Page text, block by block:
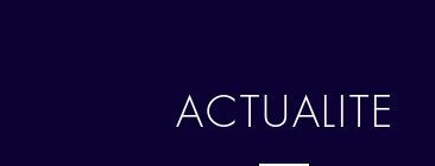
ACTUALITE